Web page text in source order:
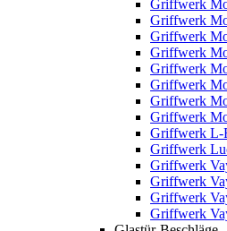
Griffwerk
Griffwerk
Griffwerk
Griffwerk
Griffwerk
Griffwerk
Griffwerk
Griffwerk
Griffwerk L-
Griffwerk
Griffwerk
Griffwerk
Griffwerk
Griffwerk